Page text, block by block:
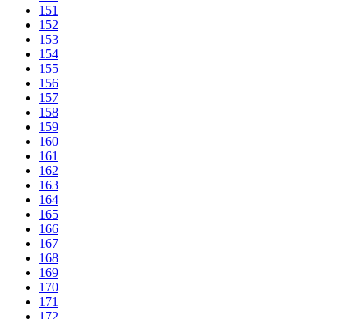
151
152
153
154
155
156
157
158
159
160
161
162
163
164
165
166
167
168
169
170
171